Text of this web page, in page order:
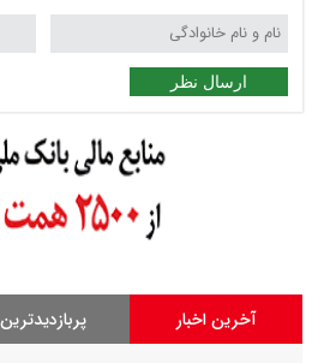
ارسال نظر
آخرین اخبار پربازدیدترین